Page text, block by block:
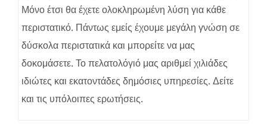
Μόνο έτσι θα έχετε ολοκληρωμένη λύση για κάθε
περιστατικό. Πάντως εμείς έχουμε μεγάλη γνώση σε
δύσκολα περιστατικά και μπορείτε να μας
δοκομάσετε. Το πελατολόγιό μας αριθμεί χιλιάδες
ιδιώτες και εκατοντάδες δημόσιες υπηρεσίες. Δείτε
και τις υπόλοιπες ερωτήσεις.